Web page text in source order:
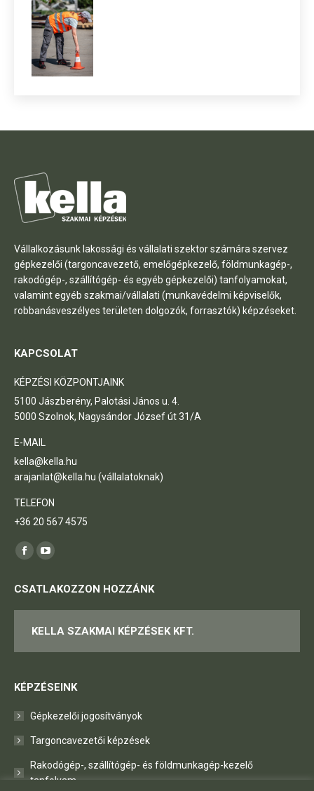
Vállalkozásunk lakossági és vállalati szektor számára szervez
gépkezelői (targoncavezető, emelőgépkezelő, földmunkagép-,
rakodógép-, szállítógép- és egyéb gépkezelői) tanfolyamokat,
valamint egyéb szakmai/vállalati (munkavédelmi képviselők,
robbanásveszélyes területen dolgozók, forrasztók) képzéseket.
KAPCSOLAT
KÉPZÉSI KÖZPONTJAINK
5100 Jászberény, Palotási János u. 4.
5000 Szolnok, Nagysándor József út 31/A
E-MAIL
kella@kella.hu
arajanlat@kella.hu (vállalatoknak)
TELEFON
+36 20 567 4575
Itt vagyunk elérhetőek:
Facebook
opens
in
new
YouTube
opens
in
new
CSATLAKOZZON HOZZÁNK
KELLA SZAKMAI KÉPZÉSEK KFT.
KÉPZÉSEINK
Gépkezelői jogosítványok
Targoncavezetői képzések
Rakodógép-, szállítógép- és földmunkagép-kezelő
tanfolyam